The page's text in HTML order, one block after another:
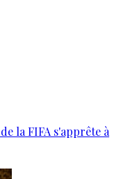
la FIFA s'apprête à